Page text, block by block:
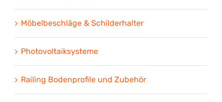
Möbelbeschläge & Schilderhalter
Photovoltaiksysteme
Railing Bodenprofile und Zubehör